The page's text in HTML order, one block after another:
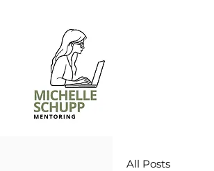
All Posts